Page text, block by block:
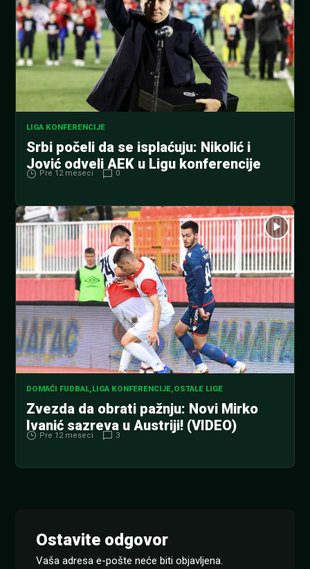
LIGA KONFERENCIJE
Srbi počeli da se isplaćuju: Nikolić i
Jović odveli AEK u Ligu konferencije
Pre 12 meseci 0
DOMAĆI FUDBAL, LIGA KONFERENCIJE,OSTALE LIGE
Zvezda da obrati pažnju: Novi Mirko
Ivanić sazreva u Austriji! (VIDEO)
Pre 12 meseci 3
Ostavite odgovor
Vaša adresa e-pošte neće biti objavljena.